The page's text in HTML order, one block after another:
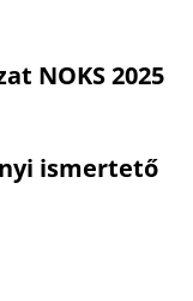
NOKS 2025
ismertető